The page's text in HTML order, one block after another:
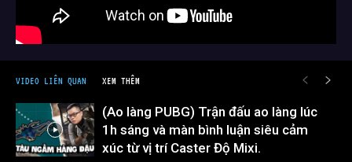
VIDEO LIÊN QUAN XEM THÊM
(Ao làng PUBG) Trận đấu ao làng lúc
1h sáng và màn bình luận siêu cảm
xúc từ vị trí Caster Độ Mixi.